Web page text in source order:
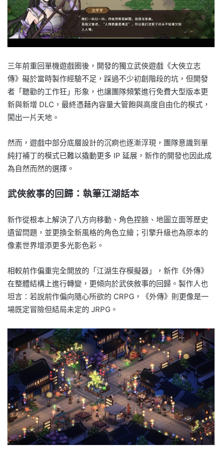
三年前重回單機遊戲圈後，開發的獨立武俠遊戲《大俠立志
傳》礙於當時製作經驗不足，踩過不少初創階段的坑，但開發
者「聽勸的工作狂」形象，也讓團隊頻繁進行免費大型版本更
新與新增 DLC，最終憑藉內容量大管飽與高度自由化的模式，
闖出一片天地。
然而，遊戲中部分底層設計的沉痾也逐漸浮現，團隊意識到單
純打補丁的模式已難以撬動更多 IP 延展，新作的開發也因此成
為自然而然的選擇。
武俠敘事的回歸：執筆江湖話本
新作從根本上解決了八方向移動、角色捏臉、地圖立面等歷史
遺留問題，並更換全新風格的角色立繪；引擎升級也為原本的
像素世界增添更多光影色彩。
相較前作偏重完全開放的「江湖生存模擬器」，新作《外傳》
在整體結構上進行轉變，更傾向於武俠敘事的回歸。製作人也
坦言：若說前作偏向隨心所欲的 CRPG，《外傳》則更像是一
場既定冒險但結局未定的 JRPG。